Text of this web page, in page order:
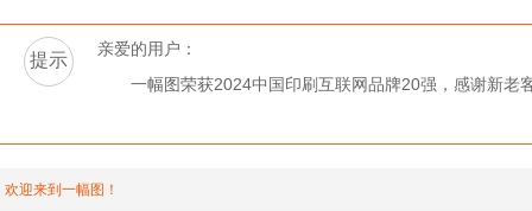
提示
亲爱的用户：
一幅图荣获2024中国印刷互联网品牌20强，感谢新老
欢迎来到一幅图！